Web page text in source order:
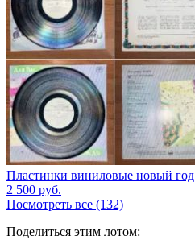
Пластинки виниловые новый год
2 500 руб.
Посмотреть все (132)
Поделиться этим лотом: